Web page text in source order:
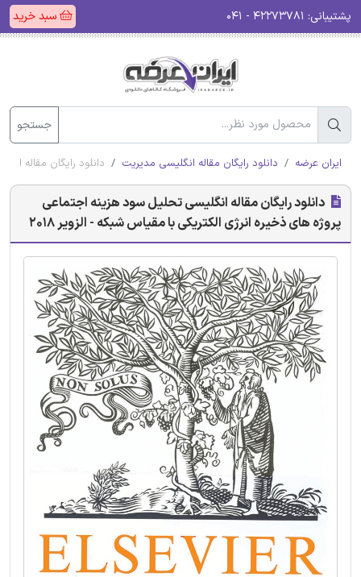
پشتیبانی: سبد خرید
جستجو
ایران عرضه دانلود رایگان مقاله انگلیسی مدیریت دانلود رایگان مقاله
دانلود رایگان مقاله انگلیسی تحلیل سود هزینه اجتماعی
پروژه های ذخیره انرژی الکتریکی با مقیاس شبکه - الزویر 2018